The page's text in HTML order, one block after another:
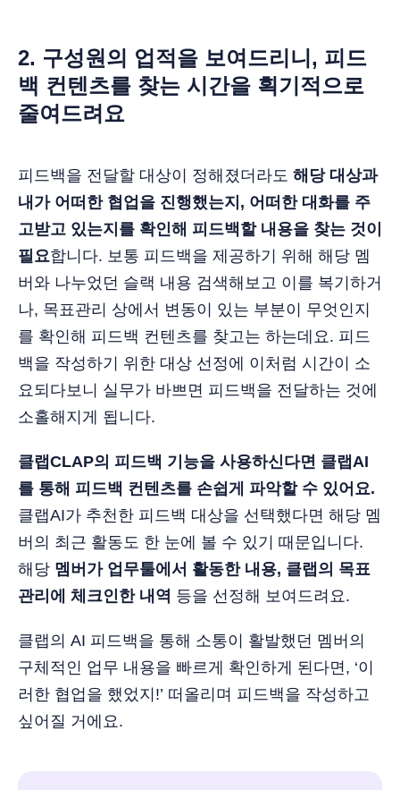
2. 구성원의 업적을 보여드리니, 피드
백 컨텐츠를 찾는 시간을 획기적으로
줄여드려요
피드백을 전달할 대상이 정해졌더라도 해당 대상과
내가 어떠한 협업을 진행했는지, 어떠한 대화를 주
고받고 있는지를 확인해 피드백할 내용을 찾는 것이
필요합니다. 보통 피드백을 제공하기 위해 해당 멤
버와 나누었던 슬랙 내용 검색해보고 이를 복기하거
나, 목표관리 상에서 변동이 있는 부분이 무엇인지
를 확인해 피드백 컨텐츠를 찾고는 하는데요. 피드
백을 작성하기 위한 대상 선정에 이처럼 시간이 소
요되다보니 실무가 바쁘면 피드백을 전달하는 것에
소홀해지게 됩니다.
클랩CLAP의 피드백 기능을 사용하신다면 클랩AI
를 통해 피드백 컨텐츠를 손쉽게 파악할 수 있어요.
클랩AI가 추천한 피드백 대상을 선택했다면 해당 멤
버의 최근 활동도 한 눈에 볼 수 있기 때문입니다.
해당 멤버가 업무툴에서 활동한 내용, 클랩의 목표
관리에 체크인한 내역 등을 선정해 보여드려요.
클랩의 AI 피드백을 통해 소통이 활발했던 멤버의
구체적인 업무 내용을 빠르게 확인하게 된다면, ‘이
러한 협업을 했었지!’ 떠올리며 피드백을 작성하고
싶어질 거에요.